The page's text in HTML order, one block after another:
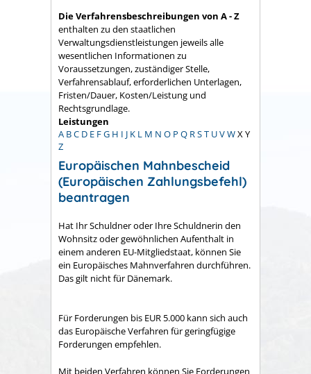
Die Verfahrensbeschreibungen von A - Z
enthalten zu den staatlichen
Verwaltungsdienstleistungen jeweils alle
wesentlichen Informationen zu
Voraussetzungen, zuständiger Stelle,
Verfahrensablauf, erforderlichen Unterlagen,
Fristen/Dauer, Kosten/Leistung und
Rechtsgrundlage.
Leistungen
A BC D E FG H I J K L M N O P Q RST UVWX Y
Z
Europäischen Mahnbescheid
(Europäischen Zahlungsbefehl)
beantragen
Hat Ihr Schuldner oder Ihre Schuldnerin den
Wohnsitz oder gewöhnlichen Aufenthalt in
einem anderen EU-Mitgliedstaat, können Sie
ein Europäisches Mahnverfahren durchführen.
Das gilt nicht für Dänemark.
Für Forderungen bis EUR 5.000 kann sich auch
das Europäische Verfahren für geringfügige
Forderungen empfehlen.
Mit beiden Verfahren können Sie Forderungen